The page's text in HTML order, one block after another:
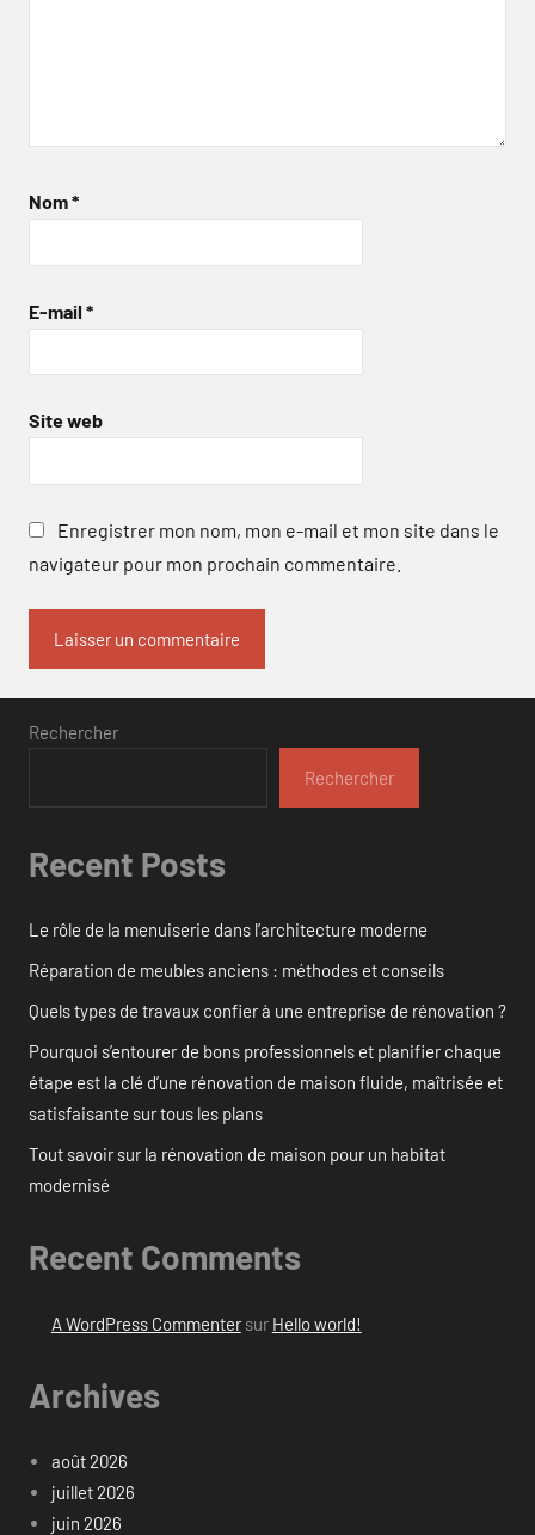
Nom*
E-mail *
Site web
Enregistrer mon nom, mon e-mail et mon site dans le
navigateur pour mon prochain commentaire.
Rechercher
Rechercher
Recent Posts
Le rôle de la menuiserie dans l’architecture moderne
Réparation de meubles anciens : méthodes et conseils
Quels types de travaux confier à une entreprise de rénovation ?
Pourquoi s’entourer de bons professionnels et planifier chaque
étape est la clé d’une rénovation de maison fluide, maîtrisée et
satisfaisante sur tous les plans
Tout savoir sur la rénovation de maison pour un habitat
modernisé
Recent Comments
A WordPress Commentersur Hello world!
Archives
août 2026
juillet 2026
juin 2026